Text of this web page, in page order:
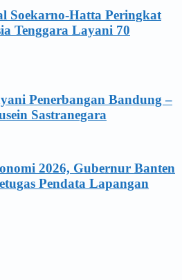
Soekarno-Hatta Peringkat
Tenggara Layani 70
Penerbangan Bandung –
Sastranegara
2026, Gubernur Banten
Pendata Lapangan